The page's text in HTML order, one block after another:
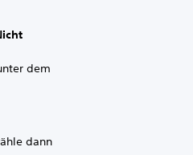
dem
dann